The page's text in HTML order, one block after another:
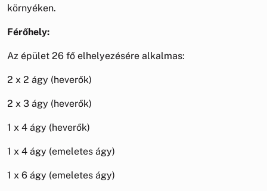
környéken.
Férőhely:
Az épület 26 fő elhelyezésére alkalmas:
2 x 2 ágy (heverők)
2 x 3 ágy (heverők)
1 x 4 ágy (heverők)
1 x 4 ágy (emeletes ágy)
1 x 6 ágy (emeletes ágy)